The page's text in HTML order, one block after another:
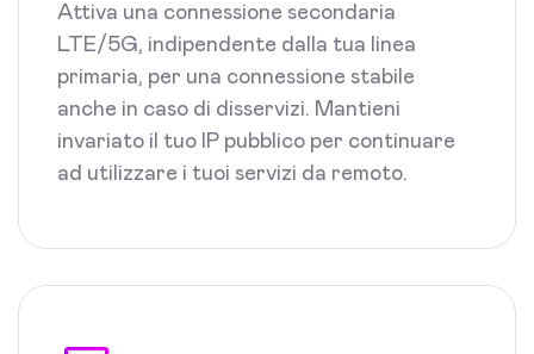
Attiva una connessione secondaria
LTE/5G, indipendente dalla tua linea
primaria, per una connessione stabile
anche in caso di disservizi. Mantieni
invariato il tuo IP pubblico per continuare
ad utilizzare i tuoi servizi da remoto.